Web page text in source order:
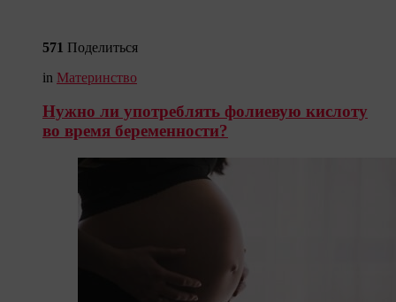
571 Поделиться
in Материнство
Нужно ли употреблять фолиевую кислоту
во время беременности?